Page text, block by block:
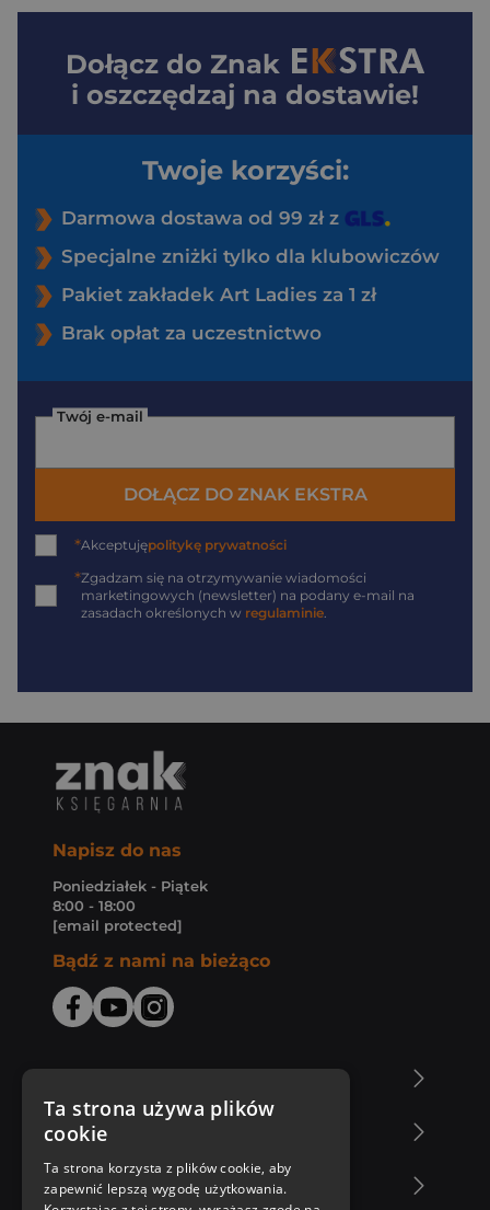
Dołącz do Znak
i oszczędzaj na dostawie!
Twoje korzyści:
Darmowa dostawa od 99 zł z
Specjalne zniżki tylko dla klubowiczów
Pakiet zakładek Art Ladies za 1 zł
Brak opłat za uczestnictwo
Twój e-mail
DOŁĄCZ DO ZNAK EKSTRA
*Akceptujępolitykę prywatności
*Zgadzam się na otrzymywanie wiadomości
marketingowych (newsletter) na podany e-mail na
zasadach określonych w regulaminie
Napisz do nas
Poniedziałek - Piątek
8:00 - 18:00
[email protected]
Bądź z nami na bieżąco
Zakupy u nas
Nasza oferta
Ta strona używa plików
cookie
Ta strona korzysta z plików cookie, aby
zapewnić lepszą wygodę użytkowania.